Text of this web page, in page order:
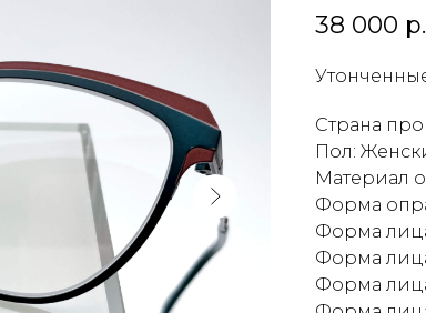
38 000 р.
Страна
Пол:
Материал
Форма
Форма
Форма
Форма